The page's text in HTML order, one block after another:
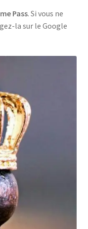
Pass. Si vous ne
la sur le Google